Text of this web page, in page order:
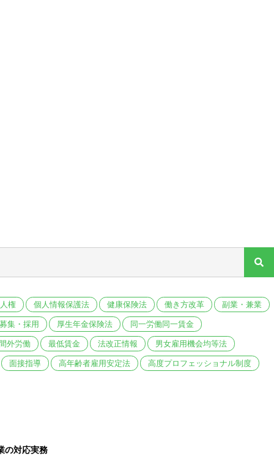
人権 個人情報保護法 健康保険法 働き方改革 副業・兼業
募集・採用 厚生年金保険法 同一労働同一賃金
外労働 最低賃金 法改正情報 男女雇用機会均等法
面接指導 高年齢者雇用安定法 高度プロフェッショナル制度
の対応実務